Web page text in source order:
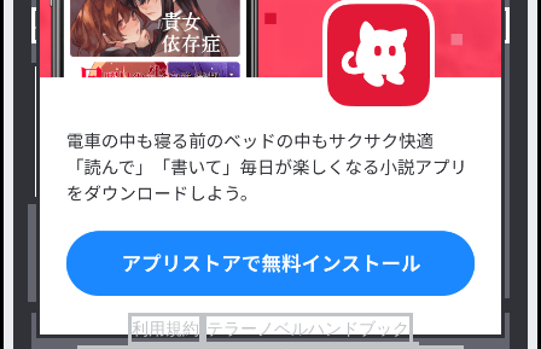
小説を探す
新着小説一覧
小説コンテスト応募・公募
出版・メディアミックス作品
ジャンルから探す
恋愛・ロマンス
ファンタジー・異世界・SF
ホラー・ミステリー
コメディ
利用規約 テラーノベルハンドブック